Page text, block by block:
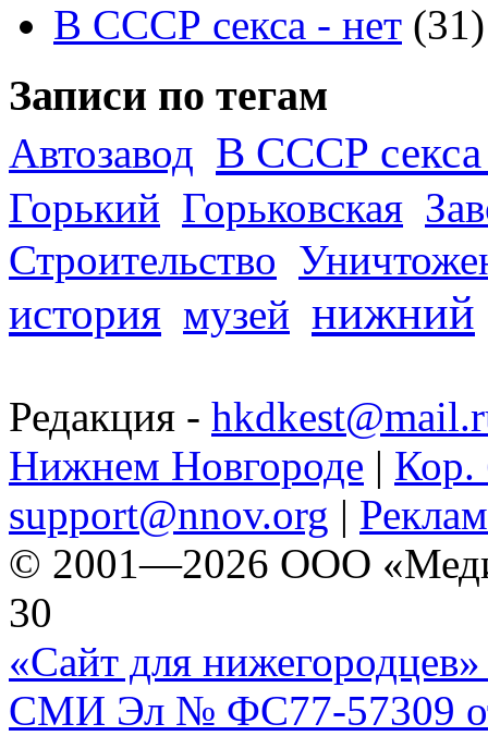
В СССР секса - нет (31)
Записи по тегам
Автозавод В СССР секса
Горький Горьковская
Строительство
история музей нижний
Редакция -
Нижнем Новгороде | Кор.
support@nnov.org |
© 2001—2026 ООО
30
«Сайт для нижегородцев»
СМИ Эл № ФС77-57309